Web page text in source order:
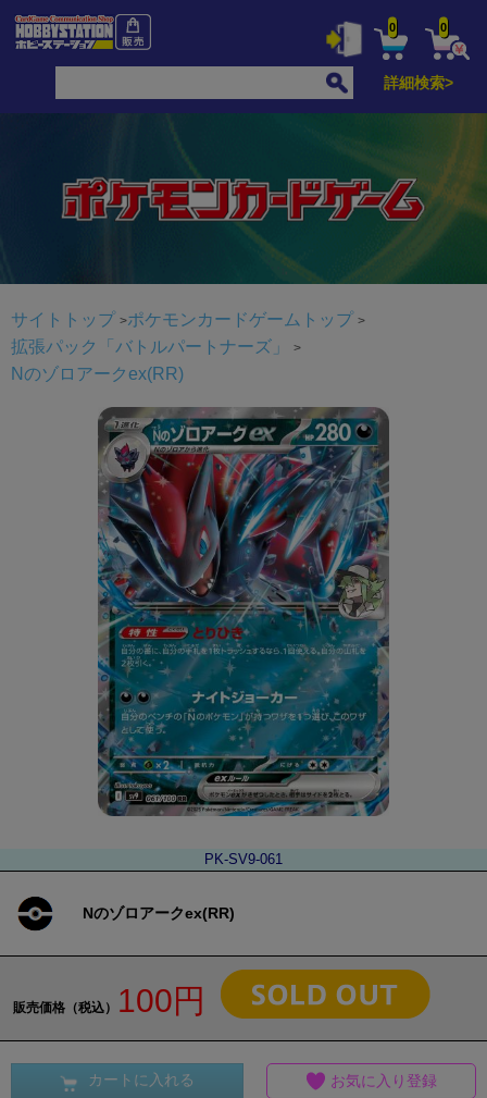
0 0
詳細検索>
サイトトップ
ポケモンカードゲームトップ
拡張パック「バトルパートナーズ」
Nのゾロアークex(RR)
PK-SV9-061
Nのゾロアークex(RR)
販売価格（税込） 100円
カートに入れる お気に入り登録